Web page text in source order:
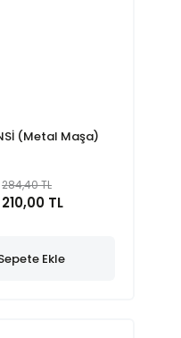
(Metal Maşa)
284,40 TL
210,00 TL
Ekle